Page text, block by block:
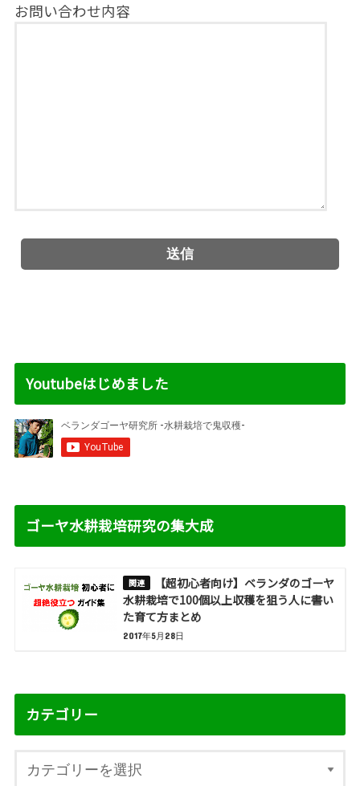
お問い合わせ内容
Youtubeはじめました
ゴーヤ水耕栽培研究の集大成
【超初心者向け】ベランダのゴーヤ
水耕栽培で100個以上収穫を狙う人に書い
た育て方まとめ
2017年5月28日
カテゴリー